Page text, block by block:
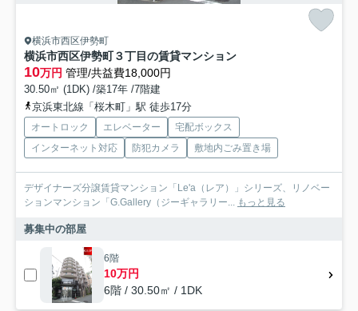
横浜市西区伊勢町
横浜市西区伊勢町３丁目の賃貸マンション
10万円 管理/共益費18,000円
30.50㎡ (1DK) /築17年 /7階建
京浜東北線「桜木町」駅 徒歩17分
オートロック エレベーター
宅配ボックス
インターネット対応
防犯カメラ 敷地内ごみ置き場
デザイナーズ分譲賃貸マンション「Le'a（レア）」シリーズ、リノベー
ションマンション「G.Gallery（ジーギャラリー... もっと見る
募集中の部屋
6階
10万円
6階 / 30.50㎡ / 1DK